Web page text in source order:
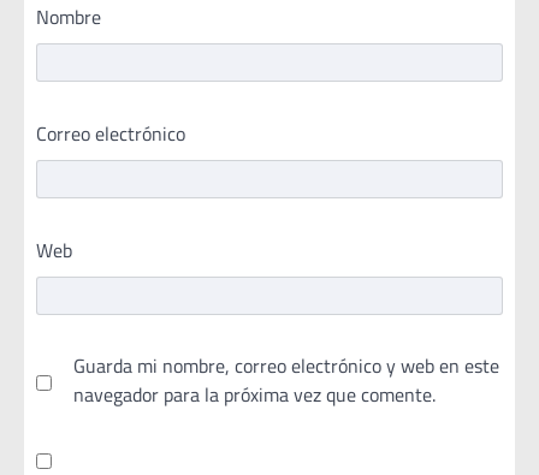
Nombre
Correo electrónico
Web
Guarda mi nombre, correo electrónico y web en este
navegador para la próxima vez que comente.